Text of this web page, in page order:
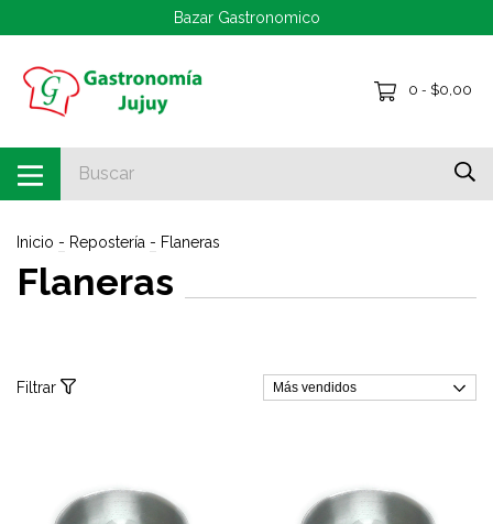
Bazar Gastronomico
0 - $0,00
Inicio - Repostería - Flaneras
Flaneras
Filtrar